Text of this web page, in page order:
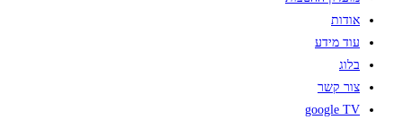
אודות
עוד מידע
בלוג
צור קשר
google TV